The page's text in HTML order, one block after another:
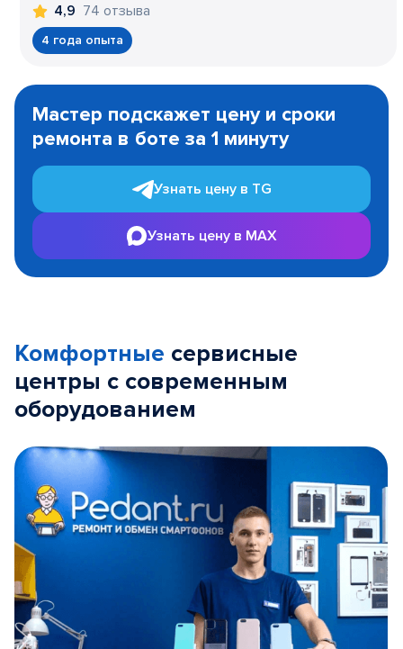
4,9 74 отзыва
4 года опыта
1
Мастер подскажет цену и сроки
ремонта в боте за 1 минуту
Узнать цену в TG
Узнать цену в MAX
Комфортные сервисные
центры с современным
оборудованием